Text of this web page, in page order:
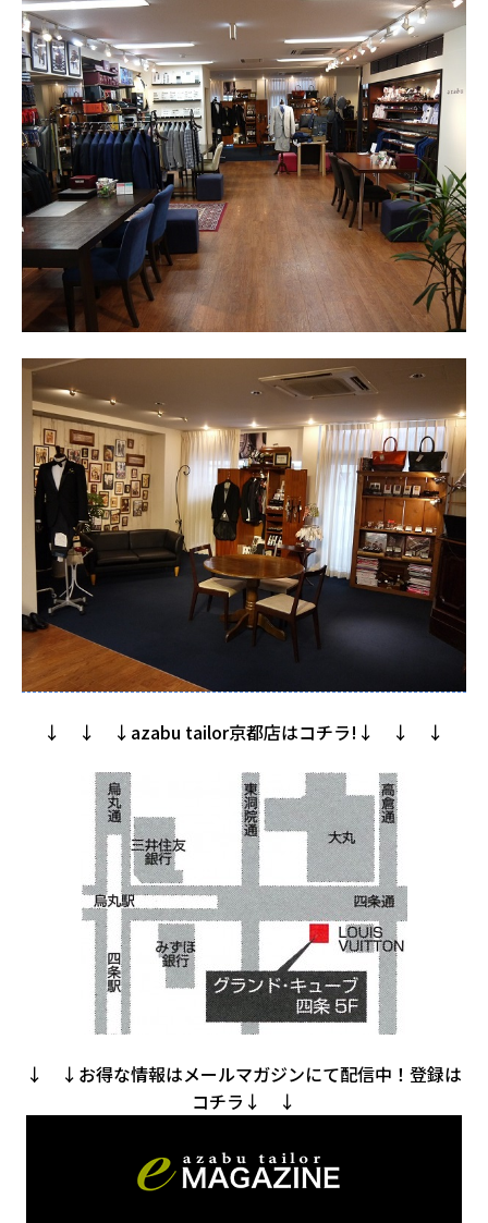
↓ ↓ ↓azabu tailor京都店はコチラ!↓ ↓ ↓
↓ ↓お得な情報はメールマガジンにて配信中！登録は
コチラ↓ ↓